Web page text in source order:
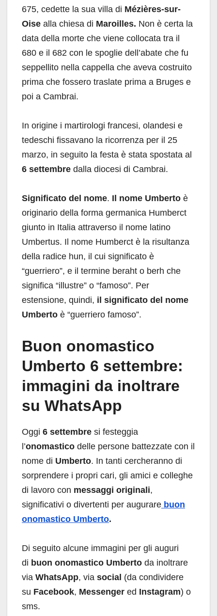
675, cedette la sua villa di Mézières-sur-
Oise alla chiesa di Maroilles. Non è certa la
data della morte che viene collocata tra il
680 e il 682 con le spoglie dell’abate che fu
seppellito nella cappella che aveva costruito
prima che fossero traslate prima a Bruges e
poi a Cambrai.
In origine i martirologi francesi, olandesi e
tedeschi fissavano la ricorrenza per il 25
marzo, in seguito la festa è stata spostata al
6 settembre dalla diocesi di Cambrai.
Significato del nome. Il nome Umberto è
originario della forma germanica Humberct
giunto in Italia attraverso il nome latino
Umbertus. Il nome Humberct è la risultanza
della radice hun, il cui significato è
“guerriero”, e il termine beraht o berh che
significa “illustre” o “famoso”. Per
estensione, quindi, il significato del nome
Umberto è “guerriero famoso”.
Buon onomastico
Umberto 6 settembre:
immagini da inoltrare
su WhatsApp
Oggi 6 settembre si festeggia
l’onomastico delle persone battezzate con il
nome di Umberto. In tanti cercheranno di
sorprendere i propri cari, gli amici e colleghe
di lavoro con messaggi originali,
significativi o divertenti per augurare buon
onomastico Umberto.
Di seguito alcune immagini per gli auguri
di buon onomastico Umberto da inoltrare
via WhatsApp, via social (da condividere
su Facebook, Messenger ed Instagram) o
sms.